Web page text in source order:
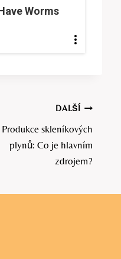
Worms
DALŠÍ
Produkce skleníkových
plynů: Co je hlavním
zdrojem?